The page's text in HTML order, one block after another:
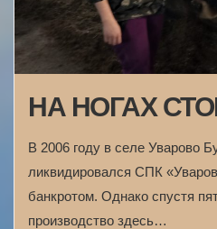
НА НОГАХ
В 2006 году в селе Уварово
ликвидировался СПК
банкротом. Однако спустя
производство здесь…